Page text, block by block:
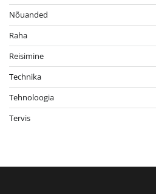
Nõuanded
Raha
Reisimine
Technika
Tehnoloogia
Tervis